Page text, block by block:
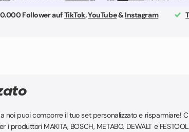
Follower aufTikTok,YouTube&Instagram
puoi comporre il tuo set personalizzato e risparmiare!
MAKITA, BOSCH, METABO, DEWALT e FESTOOL.